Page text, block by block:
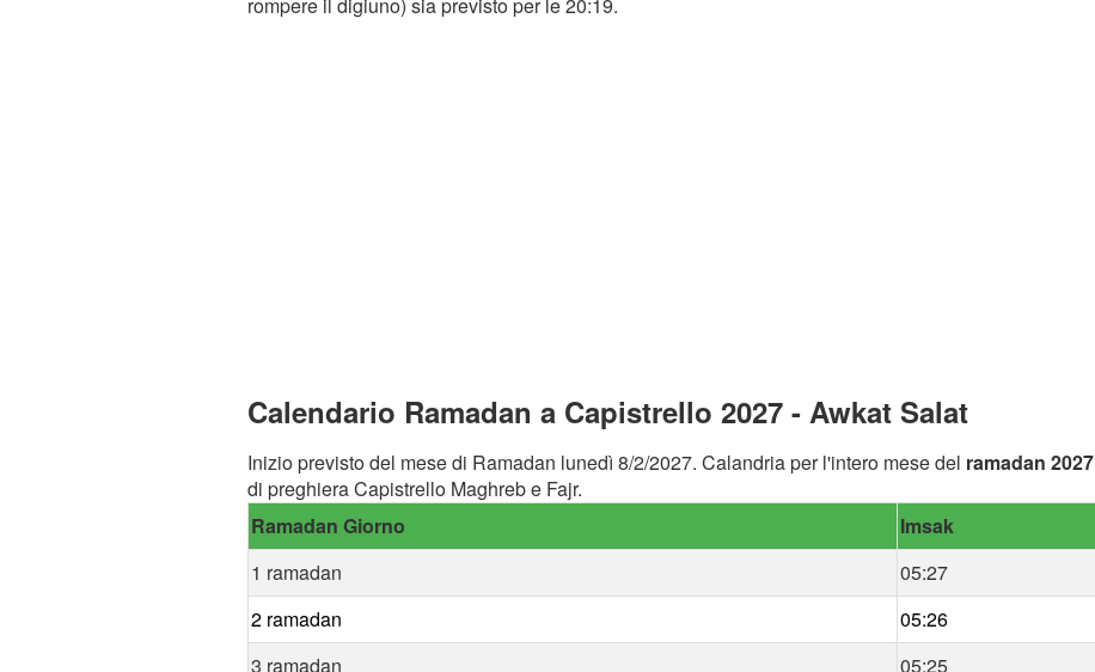
Calendario Ramadan a Capistrello 2027 - Awkat Salat
Inizio previsto del mese di Ramadan lunedì 8/2/2027. Calandria per l'intero mese del ramadan 2027
di preghiera Capistrello Maghreb e Fajr.
Ramadan Giorno
Imsak
1 ramadan
05:27
2 ramadan
05:26
3 ramadan
05:25